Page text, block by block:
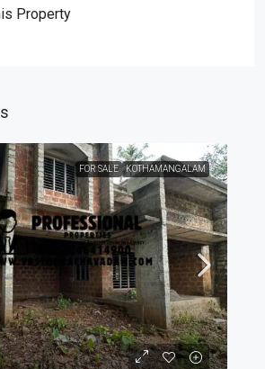
Property
FOR SALE KOTHAMANGALAM